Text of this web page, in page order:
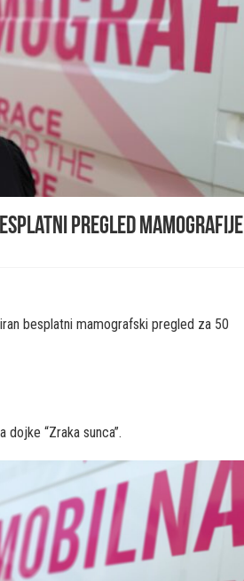
pregled mamografije
besplatni mamografski pregled za 50
“Zraka sunca”.